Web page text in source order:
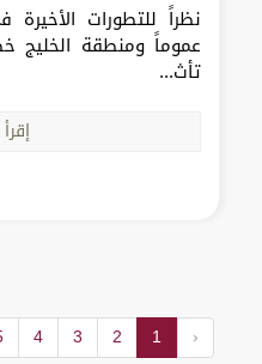
نظراً للتطورات
عموماً ومنطقة الخليج
تأث...
‹
1
2
3
4